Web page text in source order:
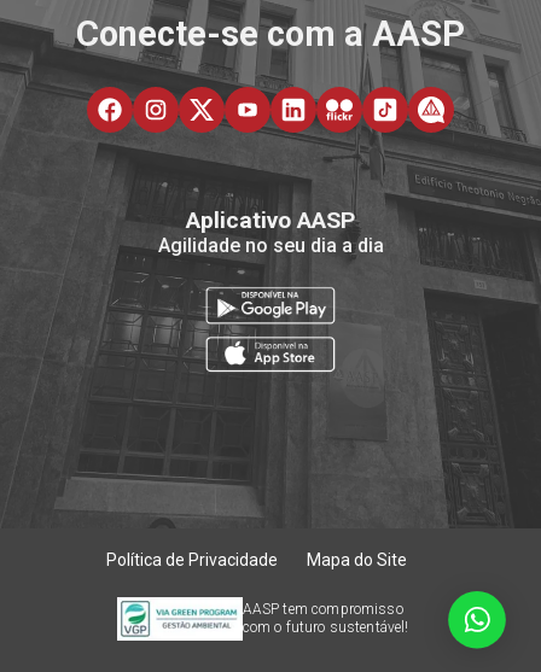
Conecte-se com a AASP
Aplicativo AASP
Agilidade no seu dia a dia
Política de Privacidade Mapa do Site
AASP tem compromisso
com o futuro sustentável!